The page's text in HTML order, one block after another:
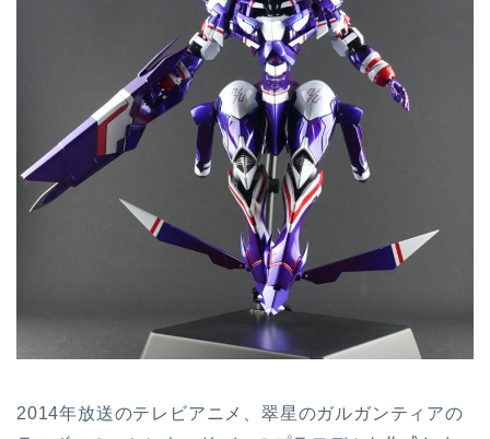
2014年放送のテレビアニメ、翠星のガルガンティアの